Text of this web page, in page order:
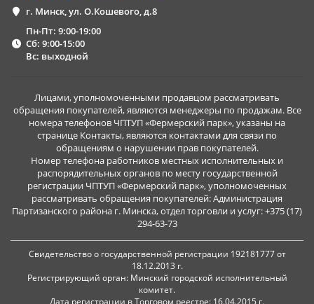
г. Минск, ул. О.Кошевого, д.8
Пн-Пт: 9:00-19:00
Сб: 9:00-15:00
Вс: выходной
Лицами, уполномоченными продавцом рассматривать
обращения покупателей, являются менеджеры по продажам. Все
номера телефонов ЧПТУП «Фермерский парк», указаны на
странице Контакты, являются контактами для связи по
обращениям о нарушении прав покупателей.
Номер телефона работников местных исполнительных и
распорядительных органов по месту государственной
регистрации ЧПТУП «Фермерский парк», уполномоченных
рассматривать обращения покупателей: Администрация
Партизанского района г. Минска, отдел торговли и услуг: +375 (17)
294-63-73
Свидетельство о государственной регистрации 192181777 от
18.12.2013 г.
Регистрирующий орган: Минский городской исполнительный
комитет.
Дата регистрации в Торговом реестре: 16.04.2015 г.